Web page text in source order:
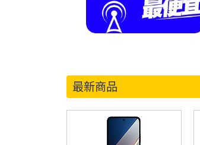
最新商品